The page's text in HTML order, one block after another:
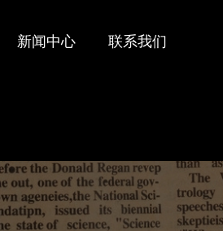
新闻中心 联系我们